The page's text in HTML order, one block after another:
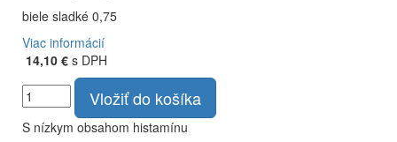
biele sladké 0,75
Viac informácií
14,10 € s DPH
Vložiť do košíka
S nízkym obsahom histamínu